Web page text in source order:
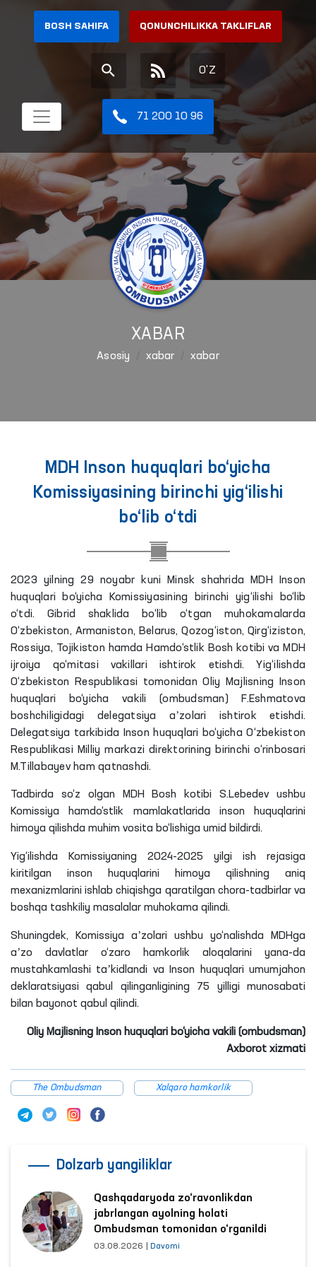
BOSH SAHIFA QONUNCHILIKKA TAKLIFLAR
O'Z
71 200 10 96
XABAR
Asosiy xabar xabar
MDH Inson huquqlari bo‘yicha
Komissiyasining birinchi yig‘ilishi
bo‘lib o‘tdi
2023 yilning 29 noyabr kuni Minsk shahrida MDH Inson
huquqlari bo‘yicha Komissiyasining birinchi yig‘ilishi bo‘lib
o‘tdi. Gibrid shaklida bo‘lib o‘tgan muhokamalarda
O‘zbekiston, Armaniston, Belarus, Qozog‘iston, Qirg‘iziston,
Rossiya, Tojikiston hamda Hamdo‘stlik Bosh kotibi va MDH
ijroiya qo‘mitasi vakillari ishtirok etishdi. Yig‘ilishda
O‘zbekiston Respublikasi tomonidan Oliy Majlisning Inson
huquqlari bo‘yicha vakili (ombudsman) F.Eshmatova
boshchiligidagi delegatsiya aʼzolari ishtirok etishdi.
Delegatsiya tarkibida Inson huquqlari bo‘yicha O‘zbekiston
Respublikasi Milliy markazi direktorining birinchi o‘rinbosari
M.Tillabayev ham qatnashdi.
Tadbirda so‘z olgan MDH Bosh kotibiS.Lebedevushbu
Komissiya hamdo‘stlik mamlakatlarida inson huquqlarini
himoya qilishda muhim vosita bo‘lishiga umid bildirdi.
Yig‘ilishda Komissiyaning 2024-2025 yilgi ish rejasiga
kiritilgan inson huquqlarini himoya qilishning aniq
mexanizmlarini ishlab chiqishga qaratilgan chora-tadbirlar va
boshqa tashkiliy masalalar muhokama qilindi.
Shuningdek, Komissiya aʼzolari ushbu yo‘nalishda MDHga
aʼzo davlatlar o‘zaro hamkorlik aloqalarini yana-da
mustahkamlashi taʼkidlandi va Inson huquqlari umumjahon
deklaratsiyasi qabul qilinganligining 75 yilligi munosabati
bilan bayonot qabul qilindi.
Oliy Majlisning Inson huquqlari bo‘yicha vakili (ombudsman)
Axborot xizmati
The Ombudsman Xalqaro hamkorlik
Dolzarb yangiliklar
Qashqadaryoda zo‘ravonlikdan
jabrlangan ayolning holati
Ombudsman tomonidan o‘rganildi
03.08.2026 Davomi